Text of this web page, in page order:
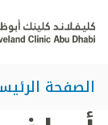
الصفحة